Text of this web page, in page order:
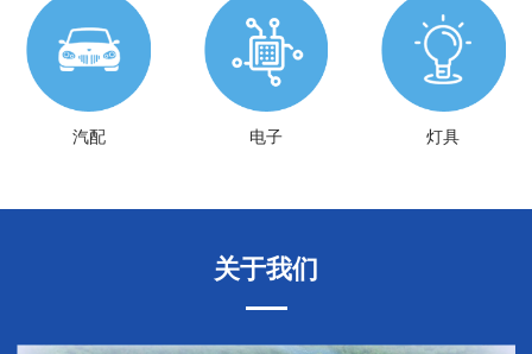
汽配 电子 灯具
关于我们